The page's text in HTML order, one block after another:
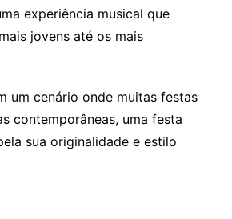
experiência musical que
jovens até os mais
um cenário onde muitas festas
contemporâneas, uma festa
sua originalidade e estilo